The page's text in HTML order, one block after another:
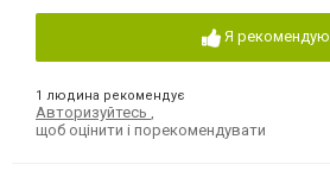
Я рекомендую
1 людина рекомендує
Авторизуйтесь
щоб оцінити і порекомендувати